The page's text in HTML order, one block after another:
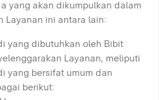
yang akan dikumpulkan dalam
Layanan ini antara lain:
yang dibutuhkan oleh Bibit
Layanan, meliputi
yang bersifat umum dan
berikut: